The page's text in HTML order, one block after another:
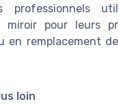
professionnels
miroir pour leurs
en remplacement
loin